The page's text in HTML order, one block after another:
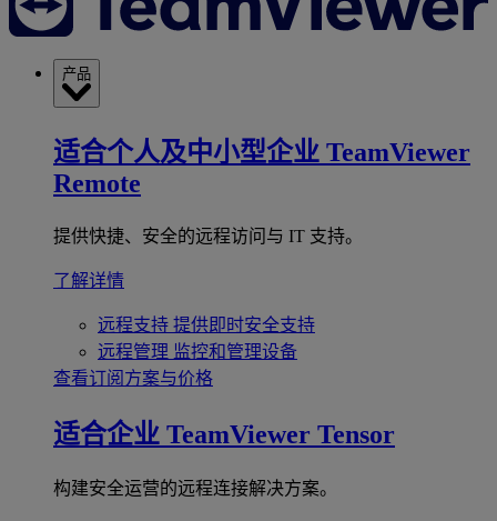
产品
适合个人及中小型企业 TeamViewer
Remote
提供快捷、安全的远程访问与 IT 支持。
了解详情
远程支持 提供即时安全支持
远程管理 监控和管理设备
查看订阅方案与价格
适合企业 TeamViewer Tensor
构建安全运营的远程连接解决方案。